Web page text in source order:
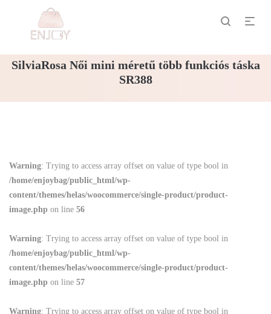
SilviaRosa Női mini méretű több funkciós táska
SR388
Warning: Trying to access array offset on value of type bool in
/home/enjoybag/public_html/wp-
content/themes/helas/woocommerce/single-product/product-
image.php on line 56
Warning: Trying to access array offset on value of type bool in
/home/enjoybag/public_html/wp-
content/themes/helas/woocommerce/single-product/product-
image.php on line 57
Warning: Trying to access array offset on value of type bool in